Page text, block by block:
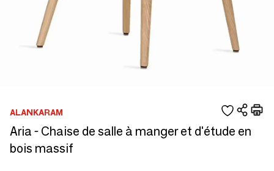
ALANKARAM
Aria - Chaise de salle à manger et d'étude en
bois massif